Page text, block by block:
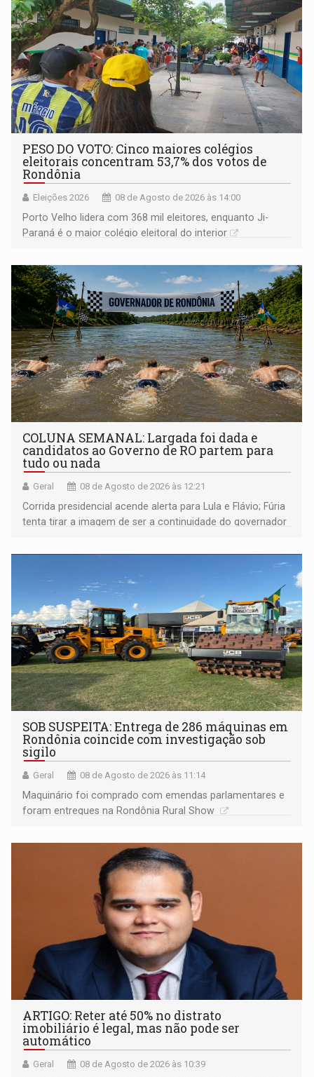
PESO DO VOTO: Cinco maiores colégios
eleitorais concentram 53,7% dos votos de
Rondônia
Eleições 2026 08 de Agosto de 2026 às 14:00
Porto Velho lidera com 368 mil eleitores, enquanto Ji-
Paraná é o maior colégio eleitoral do interior
COLUNA SEMANAL: Largada foi dada e
candidatos ao Governo de RO partem para
tudo ou nada
Geral 08 de Agosto de 2026 às 12:21
Corrida presidencial acende alerta para Lula e Flávio; Fúria
tenta tirar a imagem de ser a continuidade do governador
não ter entrado no modo eleição; ABAV faz evento em
SOB SUSPEITA: Entrega de 286 máquinas em
Rondônia coincide com investigação sob
sigilo
Geral 08 de Agosto de 2026 às 11:14
Maquinário foi comprado com emendas parlamentares e
foram entregues na Rondônia Rural Show
ARTIGO: Reter até 50% no distrato
imobiliário é legal, mas não pode ser
automático
Geral 08 de Agosto de 2026 às 10:39